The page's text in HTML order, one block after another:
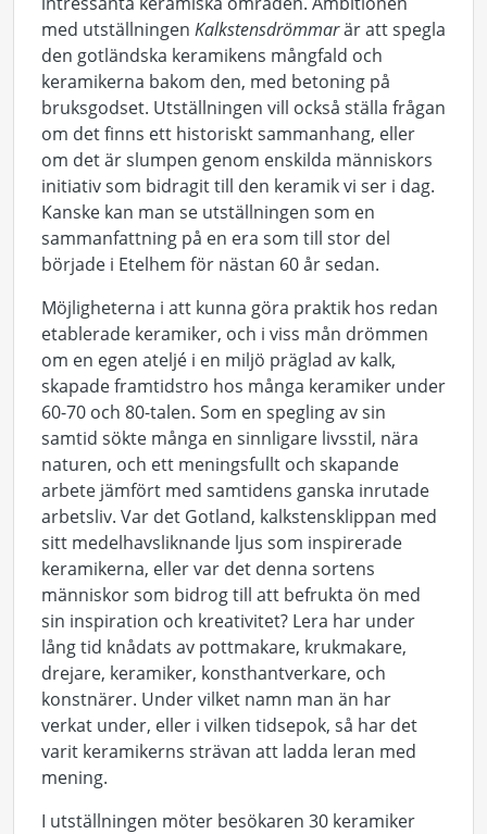
med utställningen Kalkstensdrömmarär att spegla
den gotländska keramikens mångfald och
keramikerna bakom den, med betoning på
bruksgodset. Utställningen vill också ställa frågan
om det finns ett historiskt sammanhang, eller
om det är slumpen genom enskilda människors
initiativ som bidragit till den keramik vi ser i dag.
Kanske kan man se utställningen som en
sammanfattning på en era som till stor del
började i Etelhem för nästan 60 år sedan.
Möjligheterna i att kunna göra praktik hos redan
etablerade keramiker, och i viss mån drömmen
om en egen ateljé i en miljö präglad av kalk,
skapade framtidstro hos många keramiker under
60-70 och 80-talen. Som en spegling av sin
samtid sökte många en sinnligare livsstil, nära
naturen, och ett meningsfullt och skapande
arbete jämfört med samtidens ganska inrutade
arbetsliv. Var det Gotland, kalkstensklippan med
sitt medelhavsliknande ljus som inspirerade
keramikerna, eller var det denna sortens
människor som bidrog till att befrukta ön med
sin inspiration och kreativitet? Lera har under
lång tid knådats av pottmakare, krukmakare,
drejare, keramiker, konsthantverkare, och
konstnärer. Under vilket namn man än har
verkat under, eller i vilken tidsepok, så har det
varit keramikerns strävan att ladda leran med
mening.
I utställningen möter besökaren 30 keramiker